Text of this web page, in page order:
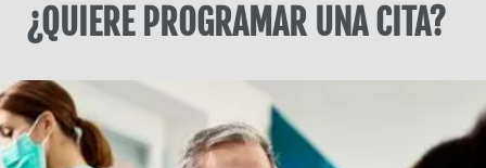
¿QUIERE PROGRAMAR UNA CITA?